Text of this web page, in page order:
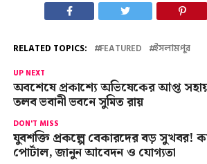
RELATED TOPICS: FEATURED ইসলামপুর
UP NEXT
অবশেষে প্রকাশ্যে অভিষেকের আপ্ত
তলব ভবানী ভবনে সুমিত রায়
DON'T MISS
যুবশক্তি প্রকল্পে বেকারদের বড় সুখবর!
পোর্টাল, জানুন আবেদন ও যোগ্যতা